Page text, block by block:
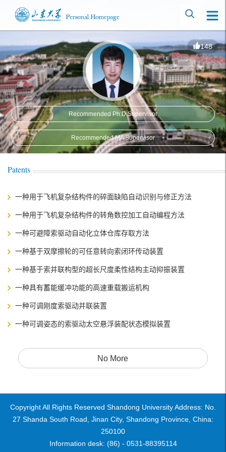
148
Recommended Ph.D.Supervisor
Recommended MA Supervisor
Patents
一种用于飞机复杂结构件的碎面缺陷自动识别与修正方法
一种用于飞机复杂结构件的转角数控加工自动编程方法
一种可避障索驱动自动化立体仓库存取方法
一种基于双摩擦轮的可任意转向索闭环传动装置
一种基于索并联构型的超长尺度柔性结构主动抑振装置
一种具有蓄能缓冲功能的高速重载搬运机构
一种可调刚度索驱动并联装置
一种可调姿态的索驱动太空悬浮装配状态模拟装置
No More
Copyright All Rights Reserved Shandong University Address: No.
27 Shanda South Road, Jinan City, Shandong Province, China:
250100
Information desk: (86) - 0531-88395114